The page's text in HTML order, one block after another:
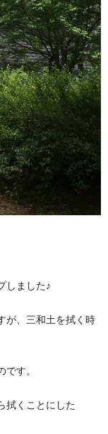
しました♪
が、三和土を拭く時
す。
拭くことにした